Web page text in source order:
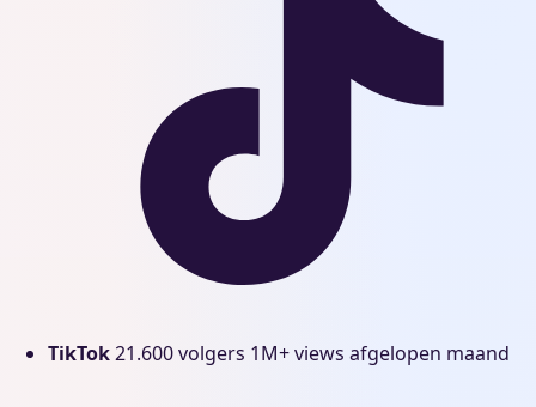
TikTok21.600 volgers 1M+ views afgelopen maand